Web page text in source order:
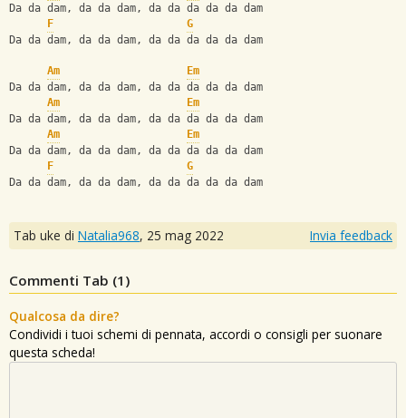
Da da dam, da da dam, da da da da da dam
F
G
Da da dam, da da dam, da da da da da dam
Am
Em
Da da dam, da da dam, da da da da da dam
Am
Em
Da da dam, da da dam, da da da da da dam
Am
Em
Da da dam, da da dam, da da da da da dam
F
G
Da da dam, da da dam, da da da da da dam
Tab uke di Natalia968, 25 mag 2022 Invia feedback
Commenti Tab (1 )
Qualcosa da dire?
Condividi i tuoi schemi di pennata, accordi o consigli per suonare
questa scheda!